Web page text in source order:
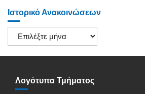
Ιστορικό Ανακοινώσεων
Ιστορικό
Ανακοινώσεων
Λογότυπα Τμήματος